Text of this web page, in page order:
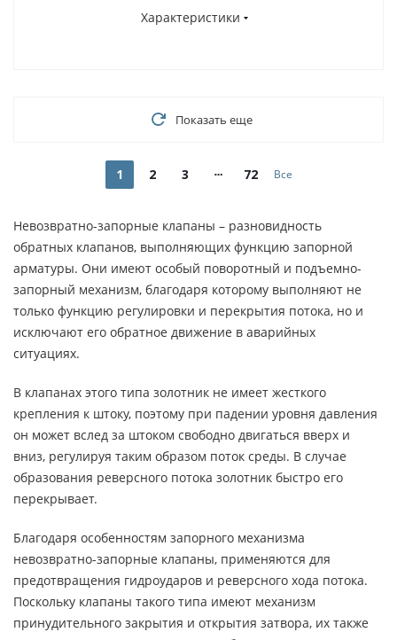
Характеристики
Показать еще
1 2 3 72 Все
Невозвратно-запорные клапаны – разновидность
обратных клапанов, выполняющих функцию запорной
арматуры. Они имеют особый поворотный и подъемно-
запорный механизм, благодаря которому выполняют не
только функцию регулировки и перекрытия потока, но и
исключают его обратное движение в аварийных
ситуациях.
В клапанах этого типа золотник не имеет жесткого
крепления к штоку, поэтому при падении уровня давления
он может вслед за штоком свободно двигаться вверх и
вниз, регулируя таким образом поток среды. В случае
образования реверсного потока золотник быстро его
перекрывает.
Благодаря особенностям запорного механизма
невозвратно-запорные клапаны, применяются для
предотвращения гидроударов и реверсного хода потока.
Поскольку клапаны такого типа имеют механизм
принудительного закрытия и открытия затвора, их также